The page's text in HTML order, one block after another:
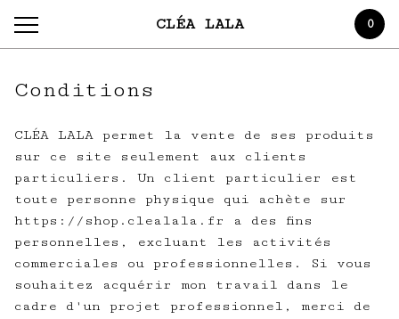
CLÉA LALA 0
Conditions
CLÉA LALA permet la vente de ses produits
sur ce site seulement aux clients
particuliers. Un client particulier est
toute personne physique qui achète sur
https://shop.clealala.fr a des fins
personnelles, excluant les activités
commerciales ou professionnelles. Si vous
souhaitez acquérir mon travail dans le
cadre d'un projet professionnel, merci de